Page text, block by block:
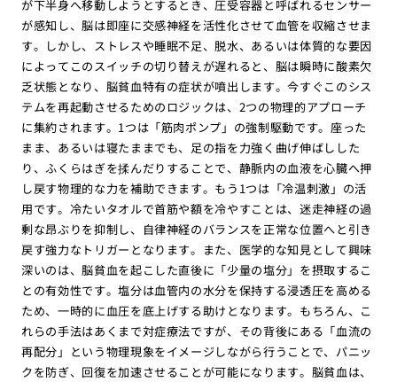
が下半身へ移動しようとするとき、圧受容器と呼ばれるセンサー
が感知し、脳は即座に交感神経を活性化させて血管を収縮させま
す。しかし、ストレスや睡眠不足、脱水、あるいは体質的な要因
によってこのスイッチの切り替えが遅れると、脳は瞬時に酸素欠
乏状態となり、脳貧血特有の症状が噴出します。今すぐこのシス
テムを再起動させるためのロジックは、2つの物理的アプローチ
に集約されます。1つは「筋肉ポンプ」の強制駆動です。座った
まま、あるいは寝たままでも、足の指を力強く曲げ伸ばしした
り、ふくらはぎを揉んだりすることで、静脈内の血液を心臓へ押
し戻す物理的な力を補助できます。もう1つは「冷温刺激」の活
用です。冷たいタオルで首筋や額を冷やすことは、迷走神経の過
剰な昂ぶりを抑制し、自律神経のバランスを正常な位置へと引き
戻す強力なトリガーとなります。また、医学的な知見として興味
深いのは、脳貧血を起こした直後に「少量の塩分」を摂取するこ
との有効性です。塩分は血管内の水分を保持する浸透圧を高める
ため、一時的に血圧を底上げする助けとなります。もちろん、こ
れらの手法はあくまで対症療法ですが、その背後にある「血流の
再配分」という物理現象をイメージしながら行うことで、パニッ
クを防ぎ、回復を加速させることが可能になります。脳貧血は、